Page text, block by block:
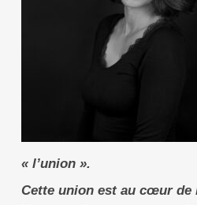
« l’union ».
Cette union est au cœur de